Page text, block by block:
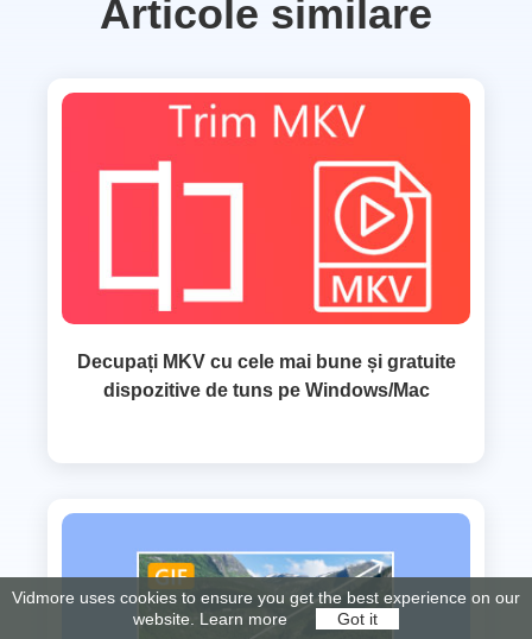
Articole similare
Decupați MKV cu cele mai bune și gratuite
dispozitive de tuns pe Windows/Mac
Vidmore uses cookies to ensure you get the best experience on our
website. Learn more Got it